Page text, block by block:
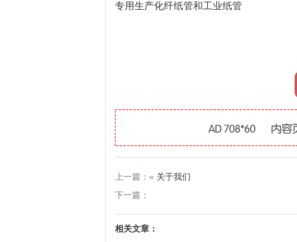
专用生产化纤纸管和工业纸管
上一篇：« 关于我们
下一篇：
相关文章：